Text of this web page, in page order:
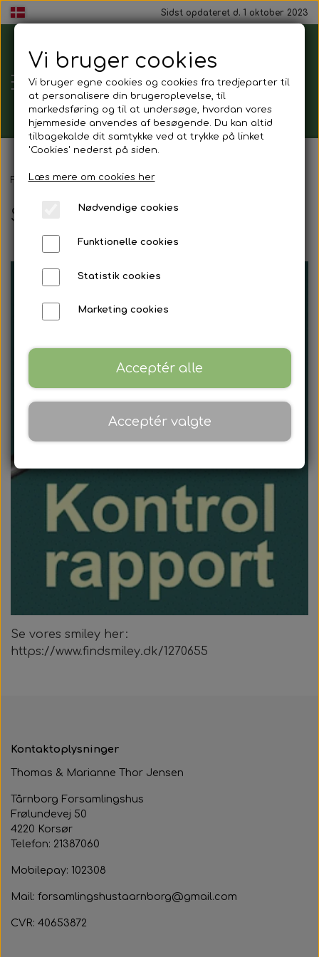
Sidst opdateret d. 1 oktober 2023
Tårnborg
Forsamlingshus
Gavekort
Mad ud af huset
Mindestund
Frokostpakker
Kaffe & kagepakker
Aftenpakker
Mandags banko
Torsdags banko
Tårnborg Forsamlingshus
Forpagter
Lokaler
Om huset
Tårnborg Forsamlingshus bestyrelse
Husets venner
Huset vedtægter
Billeder
Aften med Phillip Devantier og Benjamin
Jeppesen
Kontakt
Samarbejdspartner
Forside Tårnborg Forsamlingshus
Smiley
Se vores smiley her:
https://www.findsmiley.dk/1270655
Kontaktoplysninger
Thomas & Marianne Thor Jensen
Tårnborg Forsamlingshus
Frølundevej 50
4220 Korsør
Telefon: 21387060
Mobilepay: 102308
Mail: forsamlingshustaarnborg@gmail.com
CVR: 40653872
Vi bruger cookies
Vi bruger egne cookies og cookies fra tredjeparter til
at personalisere din brugeroplevelse, til
markedsføring og til at undersøge, hvordan vores
hjemmeside anvendes af besøgende. Du kan altid
tilbagekalde dit samtykke ved at trykke på linket
'Cookies' nederst på siden.
Læs mere om cookies her
Nødvendige cookies
Funktionelle cookies
Statistik cookies
Marketing cookies
Acceptér alle
Acceptér valgte